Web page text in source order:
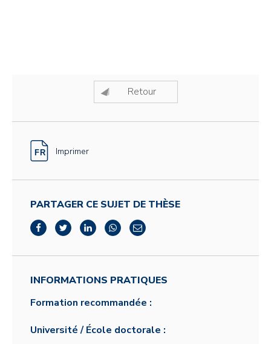
Retour
Imprimer
PARTAGER CE SUJET DE THÈSE
INFORMATIONS PRATIQUES
Formation recommandée :
Université / École doctorale :